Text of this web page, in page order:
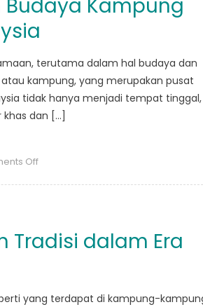
dalam
Komunitas
Desa:
di
Tengah
Konteks
Budaya
Kampung
terutama dalam hal budaya dan
kampung, yang merupakan pusat
tidak hanya menjadi tempat tinggal,
dan […]
Offon
Kampung
Tradisi dalam Era
yang terdapat di kampung-